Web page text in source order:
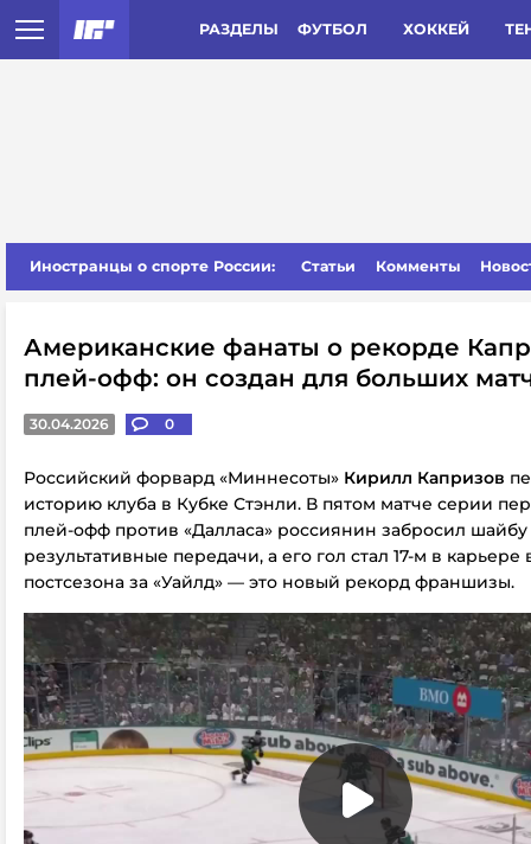
РАЗДЕЛЫ ФУТБОЛ ХОККЕЙ
Иностранцы о спорте России: Статьи Комменты
Американские фанаты о рекорде
плей-офф: он создан для больших
30.04.2026 0
Российский форвард «Миннесоты» Кирилл Капризов
историю клуба в Кубке Стэнли. В пятом матче серии
плей-офф против «Далласа» россиянин забросил
результативные передачи, а его гол стал 17-м в карьере
постсезона за «Уайлд» — это новый рекорд франшизы.